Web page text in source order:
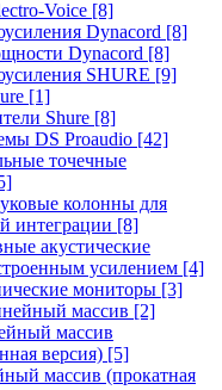
Voice [8]
Dynacord [8]
Dynacord [8]
SHURE [9]
[1]
Shure [8]
DS Proaudio [42]
точечные
колонны для
интеграции [8]
акустические
усилением [4]
мониторы [3]
массив [2]
массив
версия) [5]
массив (прокатная